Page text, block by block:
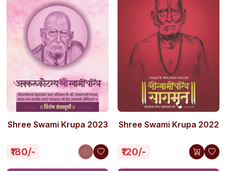
Shree Swami Krupa 2023
₹180/-
Shree Swami Krupa 2022
₹120/-